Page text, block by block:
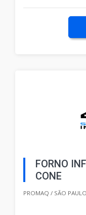
FORNO
CONE
PROMAQ / SÃO